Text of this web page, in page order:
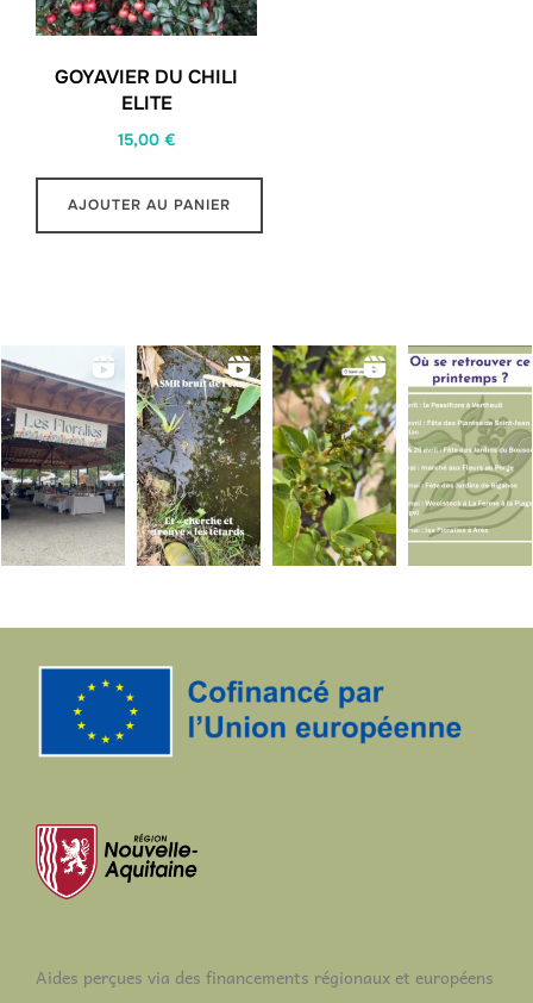
GOYAVIER DU CHILI
ELITE
15,00 €
AJOUTER AU PANIER
Aides perçues via des financements régionaux et européens